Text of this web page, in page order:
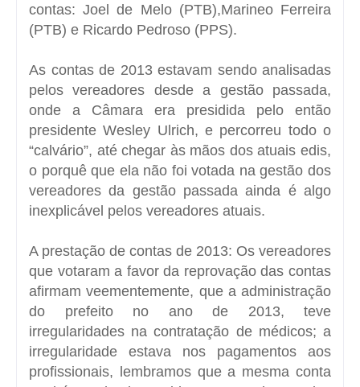
contas: Joel de Melo (PTB),Marineo Ferreira
(PTB) e Ricardo Pedroso (PPS).
As contas de 2013 estavam sendo analisadas
pelos vereadores desde a gestão passada,
onde a Câmara era presidida pelo então
presidente Wesley Ulrich, e percorreu todo o
“calvário”, até chegar às mãos dos atuais edis,
o porquê que ela não foi votada na gestão dos
vereadores da gestão passada ainda é algo
inexplicável pelos vereadores atuais.
A prestação de contas de 2013: Os vereadores
que votaram a favor da reprovação das contas
afirmam veementemente, que a administração
do prefeito no ano de 2013, teve
irregularidades na contratação de médicos; a
irregularidade estava nos pagamentos aos
profissionais, lembramos que a mesma conta